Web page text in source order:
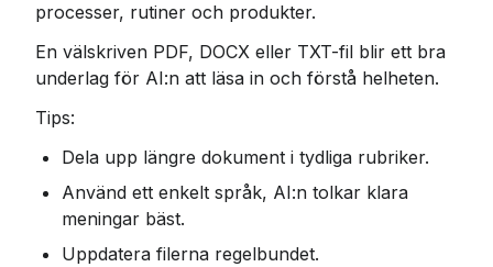
processer, rutiner och produkter.
En välskriven PDF, DOCX eller TXT-fil blir ett bra
underlag för AI:n att läsa in och förstå helheten.
Tips:
Dela upp längre dokument i tydliga rubriker.
Använd ett enkelt språk, AI:n tolkar klara
meningar bäst.
Uppdatera filerna regelbundet.